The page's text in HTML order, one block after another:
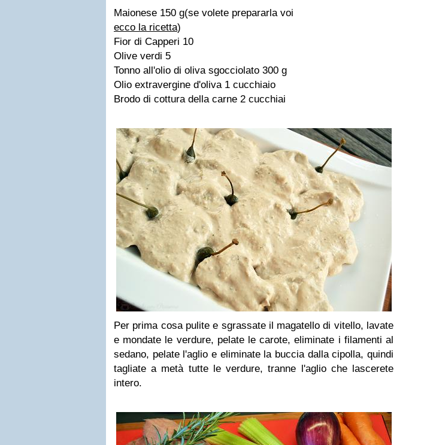
Maionese 150 g(se volete prepararla voi
ecco la ricetta)
Fior di Capperi 10
Olive verdi 5
Tonno all'olio di oliva sgocciolato 300 g
Olio extravergine d'oliva 1 cucchiaio
Brodo di cottura della carne 2 cucchiai
Per prima cosa pulite e sgrassate il magatello di vitello, lavate
e mondate le verdure, pelate le carote, eliminate i filamenti al
sedano, pelate l'aglio e eliminate la buccia dalla cipolla, quindi
tagliate a metà tutte le verdure, tranne l'aglio che lascerete
intero.